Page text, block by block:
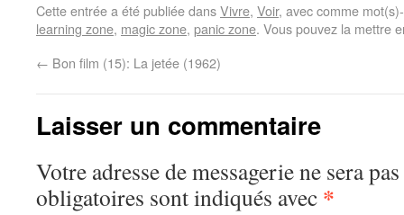
Cette entrée a été publiée dansVivre, Voir, avec comme
learning zone, magic zone, panic zone. Vous pouvez la mettre
← Bon film (15): La jetée (1962)
Laisser un commentaire
Votre adresse de messagerie ne sera
obligatoires sont indiqués avec *